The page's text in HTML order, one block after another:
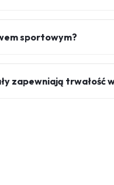
sportowym?
zapewniają trwałość